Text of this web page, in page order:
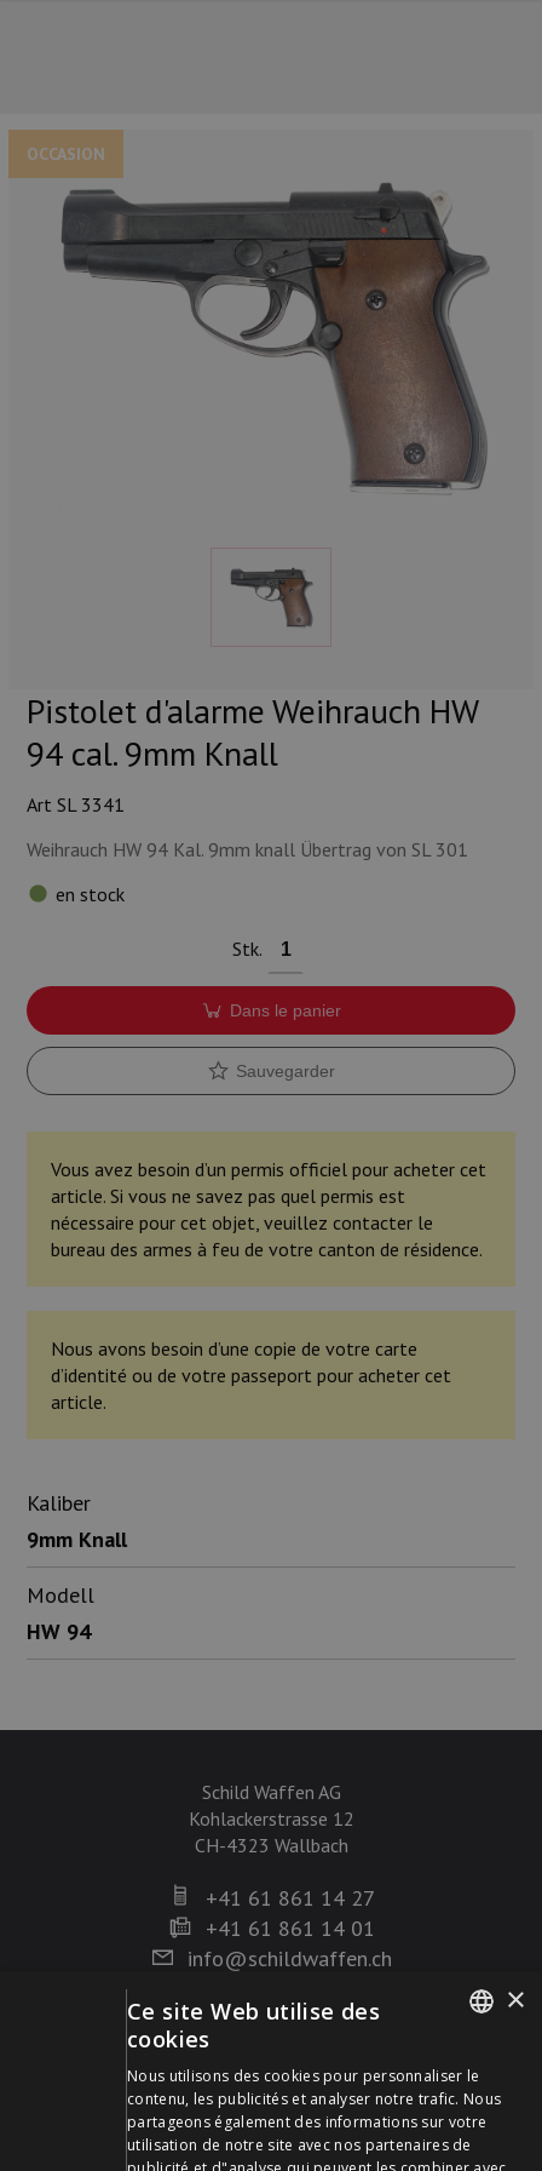
OCCASION
Pistolet d'alarme Weihrauch HW
94 cal. 9mm Knall
Art SL 3341
Weihrauch HW 94 Kal. 9mm knall Übertrag von SL 301
en stock
Stk.
Dans le panier
Sauvegarder
Vous avez besoin d’un permis officiel pour acheter cet
article. Si vous ne savez pas quel permis est
nécessaire pour cet objet, veuillez contacter le
bureau des armes à feu de votre canton de résidence.
Nous avons besoin d’une copie de votre carte
d’identité ou de votre passeport pour acheter cet
article.
Kaliber
9mm Knall
Modell
HW 94
Schild Waffen AG
Kohlackerstrasse 12
CH-4323 Wallbach
+41 61 861 14 27
+41 61 861 14 01
info@schildwaffen.ch
Mode de paiement
NOS PRINCIPALES MARQUES
FRENCH
×
Ce site Web utilise des
cookies
Nous utilisons des cookies pour personnaliser le
contenu, les publicités et analyser notre trafic. Nous
partageons également des informations sur votre
utilisation de notre site avec nos partenaires de